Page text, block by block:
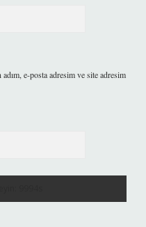
e-posta adresim ve site adresim